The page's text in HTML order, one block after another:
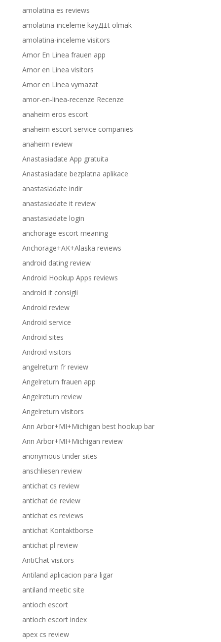
amolatina es reviews
amolatina-inceleme kayД±t olmak
amolatina-inceleme visitors
Amor En Linea frauen app
Amor en Linea visitors
Amor en Linea vymazat
amor-en-linea-recenze Recenze
anaheim eros escort
anaheim escort service companies
anaheim review
Anastasiadate App gratuita
Anastasiadate bezplatna aplikace
anastasiadate indir
anastasiadate it review
anastasiadate login
anchorage escort meaning
Anchorage+AK+Alaska reviews
android dating review
Android Hookup Apps reviews
android it consigli
Android review
Android service
Android sites
Android visitors
angelreturn fr review
Angelreturn frauen app
Angelreturn review
Angelreturn visitors
Ann Arbor+MI+Michigan best hookup bar
Ann Arbor+MI+Michigan review
anonymous tinder sites
anschliesen review
antichat cs review
antichat de review
antichat es reviews
antichat Kontaktborse
antichat pl review
AntiChat visitors
Antiland aplicacion para ligar
antiland meetic site
antioch escort
antioch escort index
apex cs review